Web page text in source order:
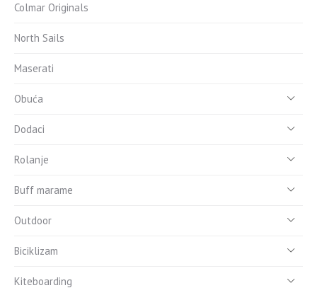
Colmar Originals
North Sails
Maserati
Obuća
Dodaci
Rolanje
Buff marame
Outdoor
Biciklizam
Kiteboarding